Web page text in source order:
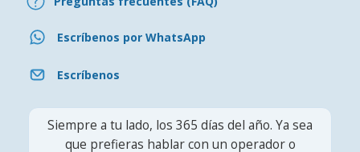
Escríbenos por WhatsApp
Escríbenos
Siempre a tu lado, los 365 días del año. Ya sea
que prefieras hablar con un operador o